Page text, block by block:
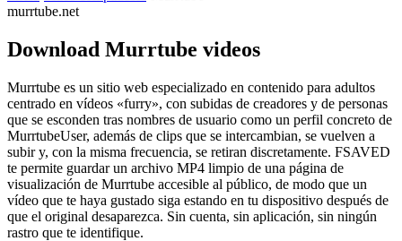
murrtube.net
Download Murrtube videos
Murrtube es un sitio web especializado en contenido para adultos
centrado en vídeos «furry», con subidas de creadores y de personas
que se esconden tras nombres de usuario como un perfil concreto de
MurrtubeUser, además de clips que se intercambian, se vuelven a
subir y, con la misma frecuencia, se retiran discretamente. FSAVED
te permite guardar un archivo MP4 limpio de una página de
visualización de Murrtube accesible al público, de modo que un
vídeo que te haya gustado siga estando en tu dispositivo después de
que el original desaparezca. Sin cuenta, sin aplicación, sin ningún
rastro que te identifique.